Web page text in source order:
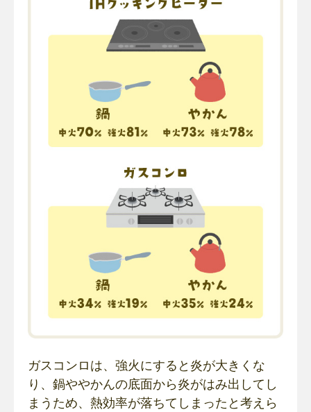
ガスコンロは、強火にすると炎が大きくな
り、鍋ややかんの底面から炎がはみ出してし
まうため、熱効率が落ちてしまったと考えら